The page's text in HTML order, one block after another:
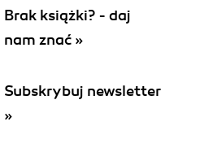
Stuff Is
Folder
Brak książki? - daj
nam znać »
Subskrybuj newsletter
»